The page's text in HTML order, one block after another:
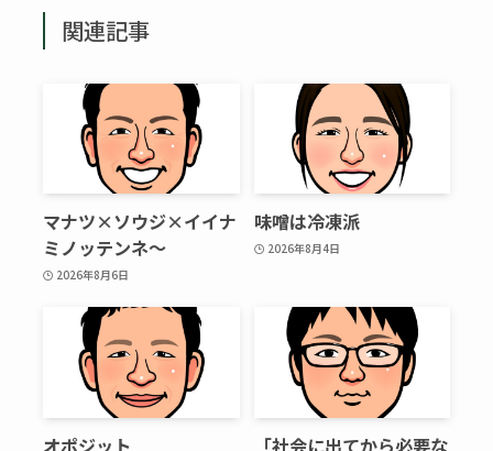
関連記事
マナツ×ソウジ×イイナ
ミノッテンネ～
2026年8月6日
味噌は冷凍派
2026年8月4日
オポジット 「社会に出てから必要な